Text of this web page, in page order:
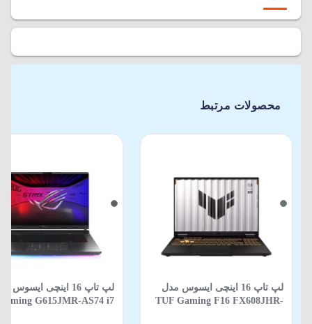
محصولات مرتبط
لپ تاپ 16 اینچی ایسوس مدل
TUF Gaming F16 FX608JHR-
لپ‌ تاپ 16 اینچی ایسوس
G615JMR-AS74 i7